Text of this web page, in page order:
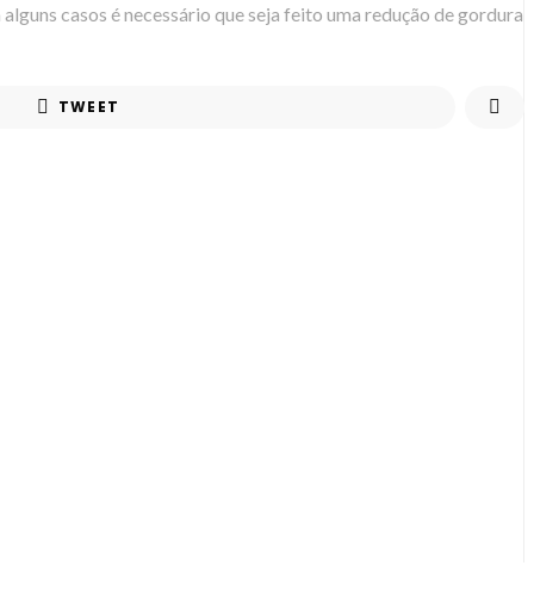
casos é necessário que seja feito uma redução de gordura
TWEET